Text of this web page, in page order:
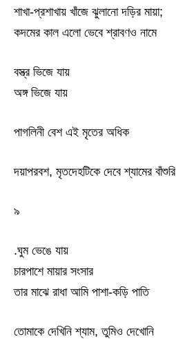
শাখা-প্রশাখায় খাঁজে ঝুলানো দড়ির মায়া;
কদমের কাল এলো ভেবে শ্রাবণও নামে
বস্ত্র ভিজে যায়
অঙ্গ ভিজে যায়
পাগলিনী বেশ এই মৃতের অধিক
দয়াপরবশ, মৃতদেহটিকে দেবে শ্যামের বাঁশুরি
৯
.ঘুম ভেঙে যায়
চারপাশে মায়ার সংসার
তার মাঝে রাধা আমি পাশা-কড়ি পাতি
তোমাকে দেখিনি শ্যাম, তুমিও দেখোনি